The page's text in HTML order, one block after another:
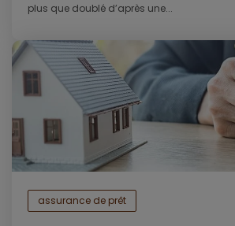
plus que doublé d’après une...
assurance de prêt